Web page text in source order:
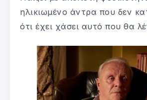
ηλικιωμένο άντρα που δεν
ότι έχει χάσει αυτό που θα